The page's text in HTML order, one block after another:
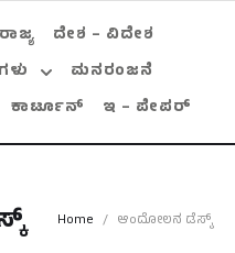
ರಾಜ್ಯ
ದೇಶ – ವಿದೇಶ
ಮನರಂಜನೆ
ಕಾರ್ಟೂನ್ ಇ – ಪೇಪರ್
Home / ಆಂದೋಲನ ಡೆಸ್ಕ್